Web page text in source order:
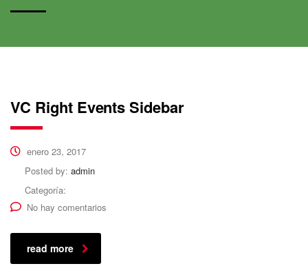
VC Right Events Sidebar
enero 23, 2017
Posted by: admin
Categoría:
No hay comentarios
read more